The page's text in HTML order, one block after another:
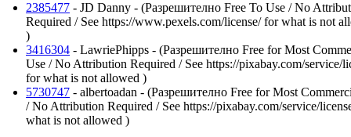
2385477 - JD Danny - (Разрешително Free To Use / No
Required / See https://www.pexels.com/license/ for what is not
)
3416304 - LawriePhipps - (Разрешително Free for Most
Use / No Attribution Required / See https://pixabay.com/service/
for what is not allowed )
5730747 - albertoadan - (Разрешително Free for Most
/ No Attribution Required / See https://pixabay.com/service/
what is not allowed )